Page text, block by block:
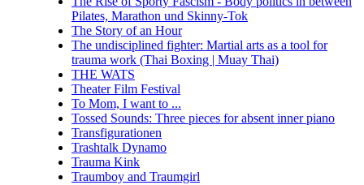
Pilates, Marathon und Skinny-Tok
The Story of an Hour
The undisciplined fighter: Martial arts as a tool for
trauma work (Thai Boxing | Muay Thai)
THE WATS
Theater Film Festival
To Mom, I want to ...
Tossed Sounds: Three pieces for absent inner piano
Transfigurationen
Trashtalk Dynamo
Trauma Kink
Traumboy and Traumgirl